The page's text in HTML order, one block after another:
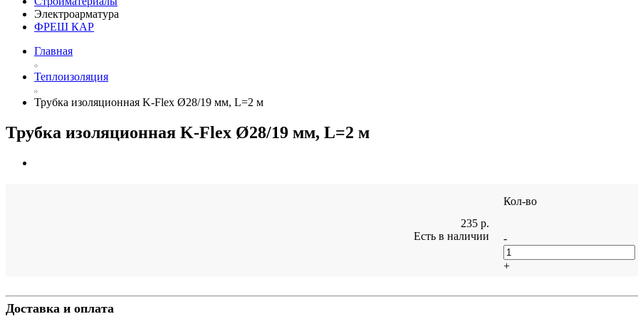
Электроарматура
ФРЕШ КАР
Главная
Теплоизоляция
Трубка изоляционная K-Flex Ø28/19 мм, L=2 м
Трубка изоляционная K-Flex Ø28/19 мм, L=2 м
235 р.
Есть в наличии
Кол-во
-
+
Доставка и оплата